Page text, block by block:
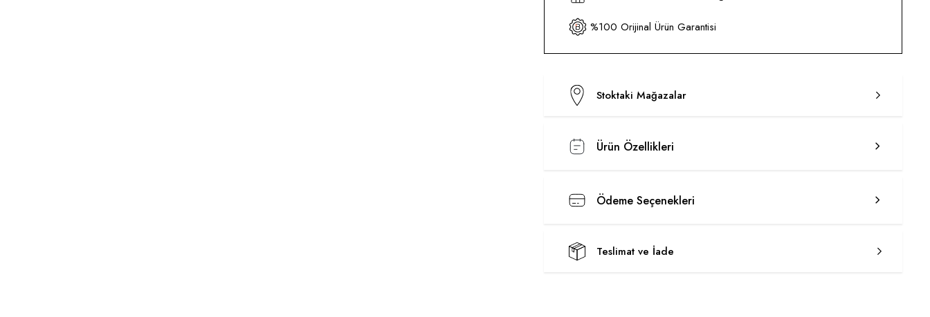
%100 Orijinal Ürün Garantisi
Stoktaki Mağazalar
Ürün Özellikleri
Ödeme Seçenekleri
Teslimat ve İade